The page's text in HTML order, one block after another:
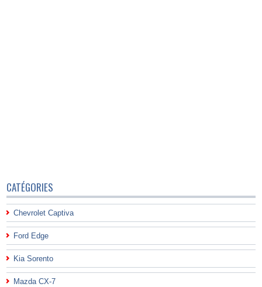
CATÉGORIES
Chevrolet Captiva
Ford Edge
Kia Sorento
Mazda CX-7